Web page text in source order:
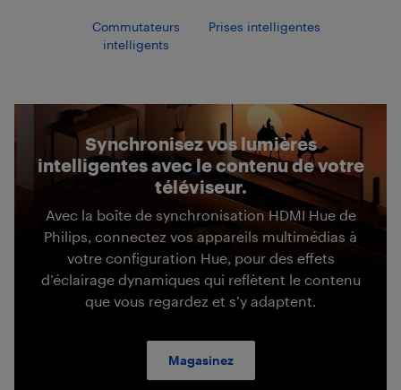
Commutateurs
intelligents
Prises intelligentes
Synchronisez vos lumières
intelligentes avec le contenu de votre
téléviseur.
Avec la boîte de synchronisation HDMI Hue de
Philips, connectez vos appareils multimédias à
votre configuration Hue, pour des effets
d’éclairage dynamiques qui reflètent le contenu
que vous regardez et s’y adaptent.
Magasinez